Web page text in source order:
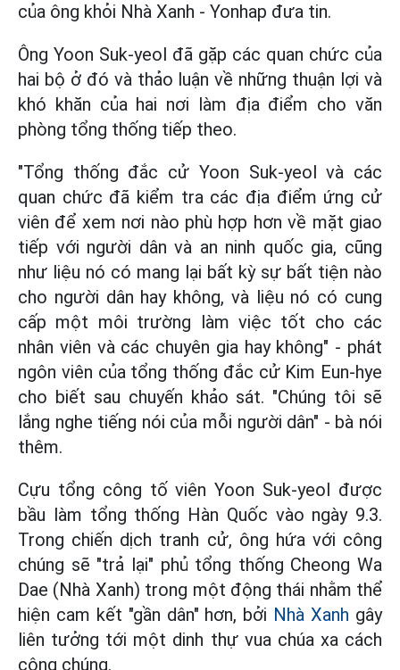
của ông khỏi Nhà Xanh - Yonhap đưa tin.
Ông Yoon Suk-yeol đã gặp các quan chức của
hai bộ ở đó và thảo luận về những thuận lợi và
khó khăn của hai nơi làm địa điểm cho văn
phòng tổng thống tiếp theo.
"Tổng thống đắc cử Yoon Suk-yeol và các
quan chức đã kiểm tra các địa điểm ứng cử
viên để xem nơi nào phù hợp hơn về mặt giao
tiếp với người dân và an ninh quốc gia, cũng
như liệu nó có mang lại bất kỳ sự bất tiện nào
cho người dân hay không, và liệu nó có cung
cấp một môi trường làm việc tốt cho các
nhân viên và các chuyên gia hay không" - phát
ngôn viên của tổng thống đắc cử Kim Eun-hye
cho biết sau chuyến khảo sát. "Chúng tôi sẽ
lắng nghe tiếng nói của mỗi người dân" - bà nói
thêm.
Cựu tổng công tố viên Yoon Suk-yeol được
bầu làm tổng thống Hàn Quốc vào ngày 9.3.
Trong chiến dịch tranh cử, ông hứa với công
chúng sẽ "trả lại" phủ tổng thống Cheong Wa
Dae (Nhà Xanh) trong một động thái nhằm thể
hiện cam kết "gần dân" hơn, bởi Nhà Xanh gây
liên tưởng tới một dinh thự vua chúa xa cách
công chúng.